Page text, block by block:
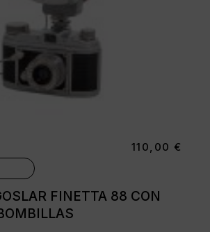
FINETTA 88 CON
110,00 €